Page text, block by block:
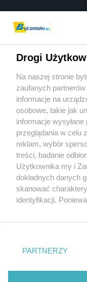
Wydawca mediów
Nie zapomnij
zapoznać się z:
polityką
Twojemiasto
Piekary Śląskie
Chorzów
Tarnowskie Góry
Gliwice
Drogi
Na naszej stronie
zaufanych
informacje na
osobowe, takie jak
informacje
przeglądania w celu
reklam, wybór
treści, badanie
Użytkownika my i
dokładnych danych
skanować
identyfikacji.
prywatności
. Niektóre
zgody użytkownika,
takiemu
PARTNERZY